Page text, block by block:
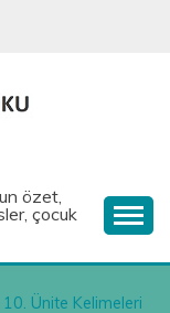
özet,
çocuk
10. Ünite Kelimeleri